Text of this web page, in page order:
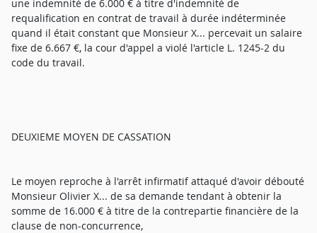
une indemnité de 6.000 € à titre d'indemnité de
requalification en contrat de travail à durée indéterminée
quand il était constant que Monsieur X... percevait un salaire
fixe de 6.667 €, la cour d'appel a violé l'article L. 1245-2 du
code du travail.
DEUXIEME MOYEN DE CASSATION
Le moyen reproche à l'arrêt infirmatif attaqué d'avoir débouté
Monsieur Olivier X... de sa demande tendant à obtenir la
somme de 16.000 € à titre de la contrepartie financière de la
clause de non-concurrence,